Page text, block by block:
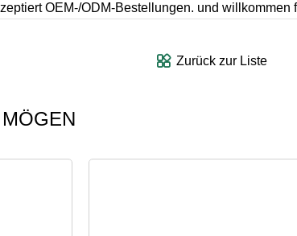
OEM-/ODM-Bestellungen. und willkommen
Zurück zur Liste